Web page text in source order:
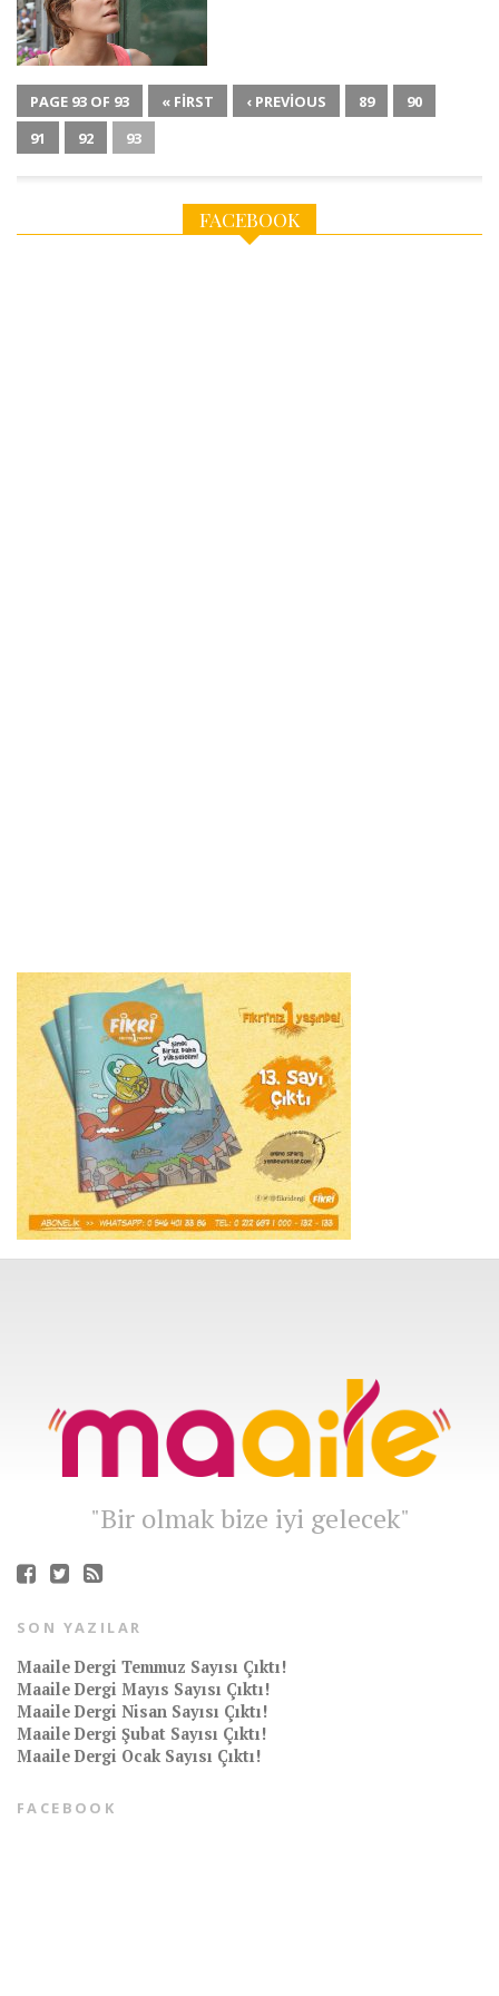
PAGE 93 OF 93 « FIRST ‹ PREVIOUS 89
90
91
92 93
FACEBOOK
"Bir olmak bize iyi gelecek"
SON YAZILAR
Maaile Dergi Temmuz Sayısı Çıktı!
Maaile Dergi Mayıs Sayısı Çıktı!
Maaile Dergi Nisan Sayısı Çıktı!
Maaile Dergi Şubat Sayısı Çıktı!
Maaile Dergi Ocak Sayısı Çıktı!
FACEBOOK